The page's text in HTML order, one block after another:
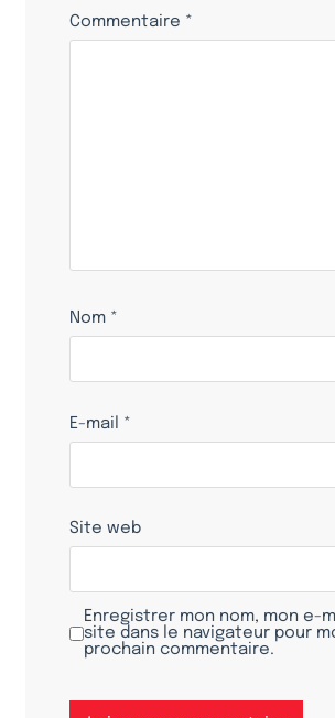
Commentaire *
Nom *
E-mail *
Site web
Enregistrer mon nom, mon e-
site dans le navigateur pour
prochain commentaire.